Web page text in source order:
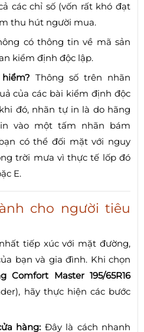
các chỉ số (vốn rất khó đạt
thu hút người mua.
có thông tin về mã sản
kiểm định độc lập.
Thông số trên nhãn
của các bài kiểm định độc
đó, nhãn tự in là do hãng
vào một tấm nhãn bám
có thể đối mặt với nguy
trời mưa vì thực tế lốp đó
E.
cho người tiêu
tiếp xúc với mặt đường,
bạn và gia đình. Khi chọn
Comfort Master 195/65R16
hãy thực hiện các bước
hàng: Đây là cách nhanh